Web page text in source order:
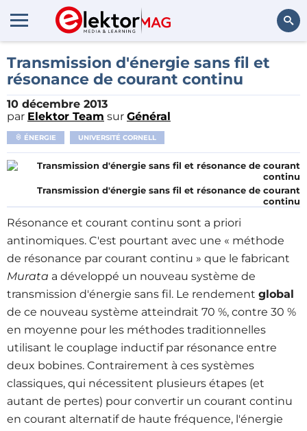
Rechercher
Transmission d'énergie sans fil et
résonance de courant continu
10 décembre 2013
par Elektor Team sur Général
ÉNERGIE UNIVERSITÉ CORNELL
Transmission d'énergie sans fil et résonance de courant
continu
Résonance et courant continu sont a priori
antinomiques. C'est pourtant avec une « méthode
de résonance par courant continu » que le fabricant
Murata a développé un nouveau système de
transmission d'énergie sans fil. Le rendement global
de ce nouveau système atteindrait 70 %, contre 30 %
en moyenne pour les méthodes traditionnelles
utilisant le couplage inductif par résonance entre
deux bobines. Contrairement à ces systèmes
classiques, qui nécessitent plusieurs étapes (et
autant de pertes) pour convertir un courant continu
en courant alternatif de haute fréquence, l'énergie